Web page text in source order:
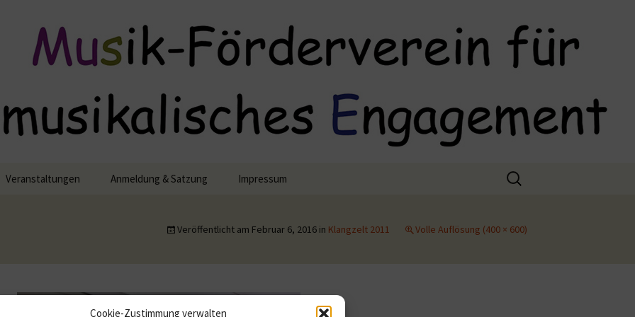
Cookie-Zustimmung verwalten
Engagement
Veranstaltungen Anmeldung & Satzung Impressum
Suchen
nach:
Veröffentlicht am Februar 6, 2016 in Klangzelt 2011 Volle Auflösung (400 × 600)